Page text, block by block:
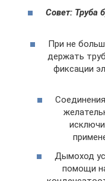
Совет: Труба
При не
держать
фиксации
Дымоход
помощи